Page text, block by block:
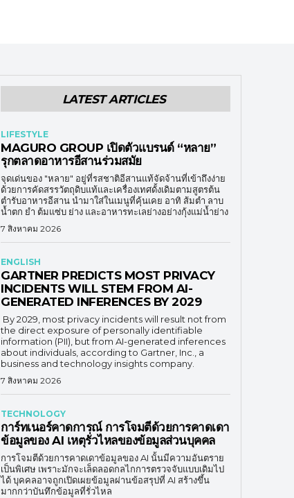
LATEST ARTICLES
LIFESTYLE
MAGURO GROUP เปิดตัวแบรนด์ “หลาย”
รุกตลาดอาหารอีสานร่วมสมัย
จุดเด่นของ "หลาย" อยู่ที่รสชาติอีสานแท้จัดจ้านที่เข้าถึงง่าย
ด้วยการคัดสรรวัตถุดิบแท้และเครื่องเทศดั้งเดิมตามสูตรต้น
ตำรับอาหารอีสาน นำมาใส่ในเมนูที่คุ้นเคย อาทิ ส้มตำ ลาบ
น้ำตก ยำ ต้มแซ่บ ย่าง และอาหารทะเลย่างอย่างกุ้งแม่น้ำย่าง
7 สิงหาคม 2026
ENGLISH
GARTNER PREDICTS MOST PRIVACY
INCIDENTS WILL STEM FROM AI-
GENERATED INFERENCES BY 2029
By 2029, most privacy incidents will result not from
the direct exposure of personally identifiable
information (PII), but from AI-generated inferences
about individuals, according to Gartner, Inc., a
business and technology insights company.
7 สิงหาคม 2026
TECHNOLOGY
การ์ทเนอร์คาดการณ์ การโจมตีด้วยการคาดเดา
ข้อมูลของ AI เหตุรั่วไหลของข้อมูลส่วนบุคคล
การโจมตีด้วยการคาดเดาข้อมูลของ AI นั้นมีความอันตราย
เป็นพิเศษ เพราะมักจะเล็ดลอดกลไกการตรวจจับแบบเดิมไป
ได้ บุคคลอาจถูกเปิดเผยข้อมูลผ่านข้อสรุปที่ AI สร้างขึ้น
มากกว่าบันทึกข้อมูลที่รั่วไหล